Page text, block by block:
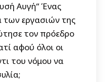
Αυγή“ Ένας
των εργασιών της
τον πρόεδρο
αφού όλοι οι
του νόμου να